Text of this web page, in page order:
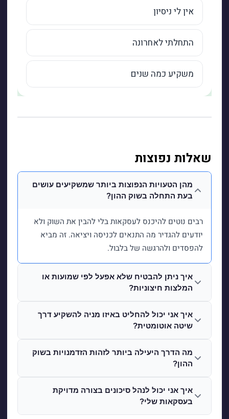
שאלות נפוצות
מהן הטעויות הנפוצות ביותר שמשקיעים עושים
בעת התחלה בשוק ההון?
רבים נוטים להיכנס לעסקאות בלי להבין את השוק ולא
יודעים להגדיר מה התנאים לכניסה ויציאה. זה מביא
להפסדים ולהרגשה של בלבול.
איך ניתן להבטיח שלא אפעל לפי שמועות או
המלצות חיצוניות?
איך אני יכול להחליט באיזו מניה להשקיע דרך
שיטה אוטומטית?
מה הדרך היעילה ביותר לזהות הזדמנויות בשוק
ההון?
איך אני יכול לנהל סיכונים בצורה מדויקת
בעסקאות שלי?